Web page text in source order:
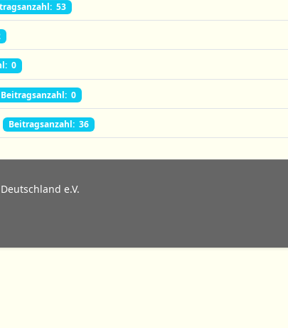
53
0
Beitragsanzahl: 0
Beitragsanzahl: 36
e.V.